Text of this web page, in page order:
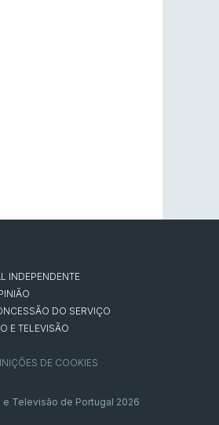
INDEPENDENTE
DO SERVIÇO
E TELEVISÃO
DE COOKIES
e Televisão de Portugal 2026